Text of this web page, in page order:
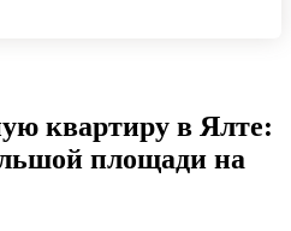
квартиру в Ялте:
площади на